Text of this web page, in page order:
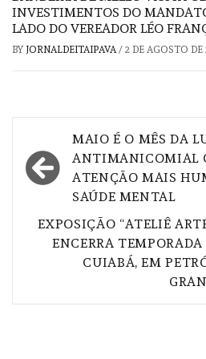
INVESTIMENTOS DO
LADO DO VEREADOR LÉO
BY JORNALDEITAIPAVA/ 2 DE AGOSTO DE
Navegação
de
Post
MAIO É O MÊS DA
ANTIMANICOMIAL
ATENÇÃO MAIS
SAÚDE MENTAL
EXPOSIÇÃO “ATELIÊ
ENCERRA
CUIABÁ, EM